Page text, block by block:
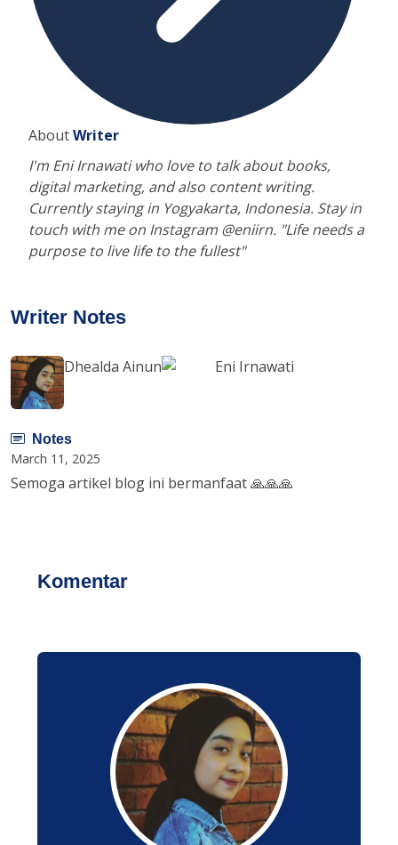
AboutWriter
I'm Eni Irnawati who love to talk about books,
digital marketing, and also content writing.
Currently staying in Yogyakarta, Indonesia. Stay in
touch with me on Instagram @eniirn. "Life needs a
purpose to live life to the fullest"
Writer Notes
Dhealda Ainun Eni Irnawati
Notes
March 11, 2025
Semoga artikel blog ini bermanfaat 🙏🙏🙏
Komentar